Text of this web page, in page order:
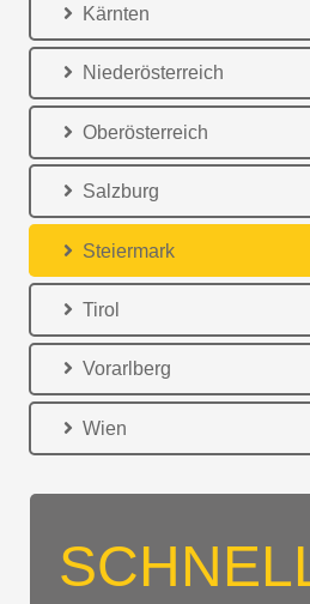
Kärnten
Niederösterreich
Oberösterreich
Salzburg
Steiermark
Tirol
Vorarlberg
Wien